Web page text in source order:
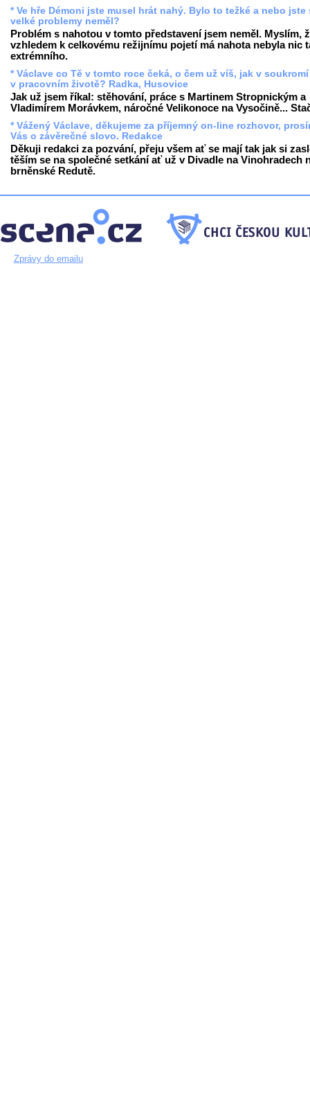
* Ve hře Démoni jste musel hrát nahý. Bylo to težké a nebo jste
velké problemy neměl?
Problém s nahotou v tomto představení jsem neměl. Myslím,
vzhledem k celkovému režijnímu pojetí má nahota nebyla nic
extrémního.
* Václave co Tě v tomto roce čeká, o čem už víš, jak v
v pracovním životě? Radka, Husovice
Jak už jsem říkal: stěhování, práce s Martinem Stropnickým a
Vladimírem Morávkem, náročné Velikonoce na Vysočině...
* Vážený Václave, děkujeme za příjemný on-line rozhovor,
Vás o závěrečné slovo. Redakce
Děkuji redakci za pozvání, přeju všem ať se mají tak jak si
těším se na společné setkání ať už v Divadle na Vinohradech
brněnské Redutě.
Zprávy do emailu